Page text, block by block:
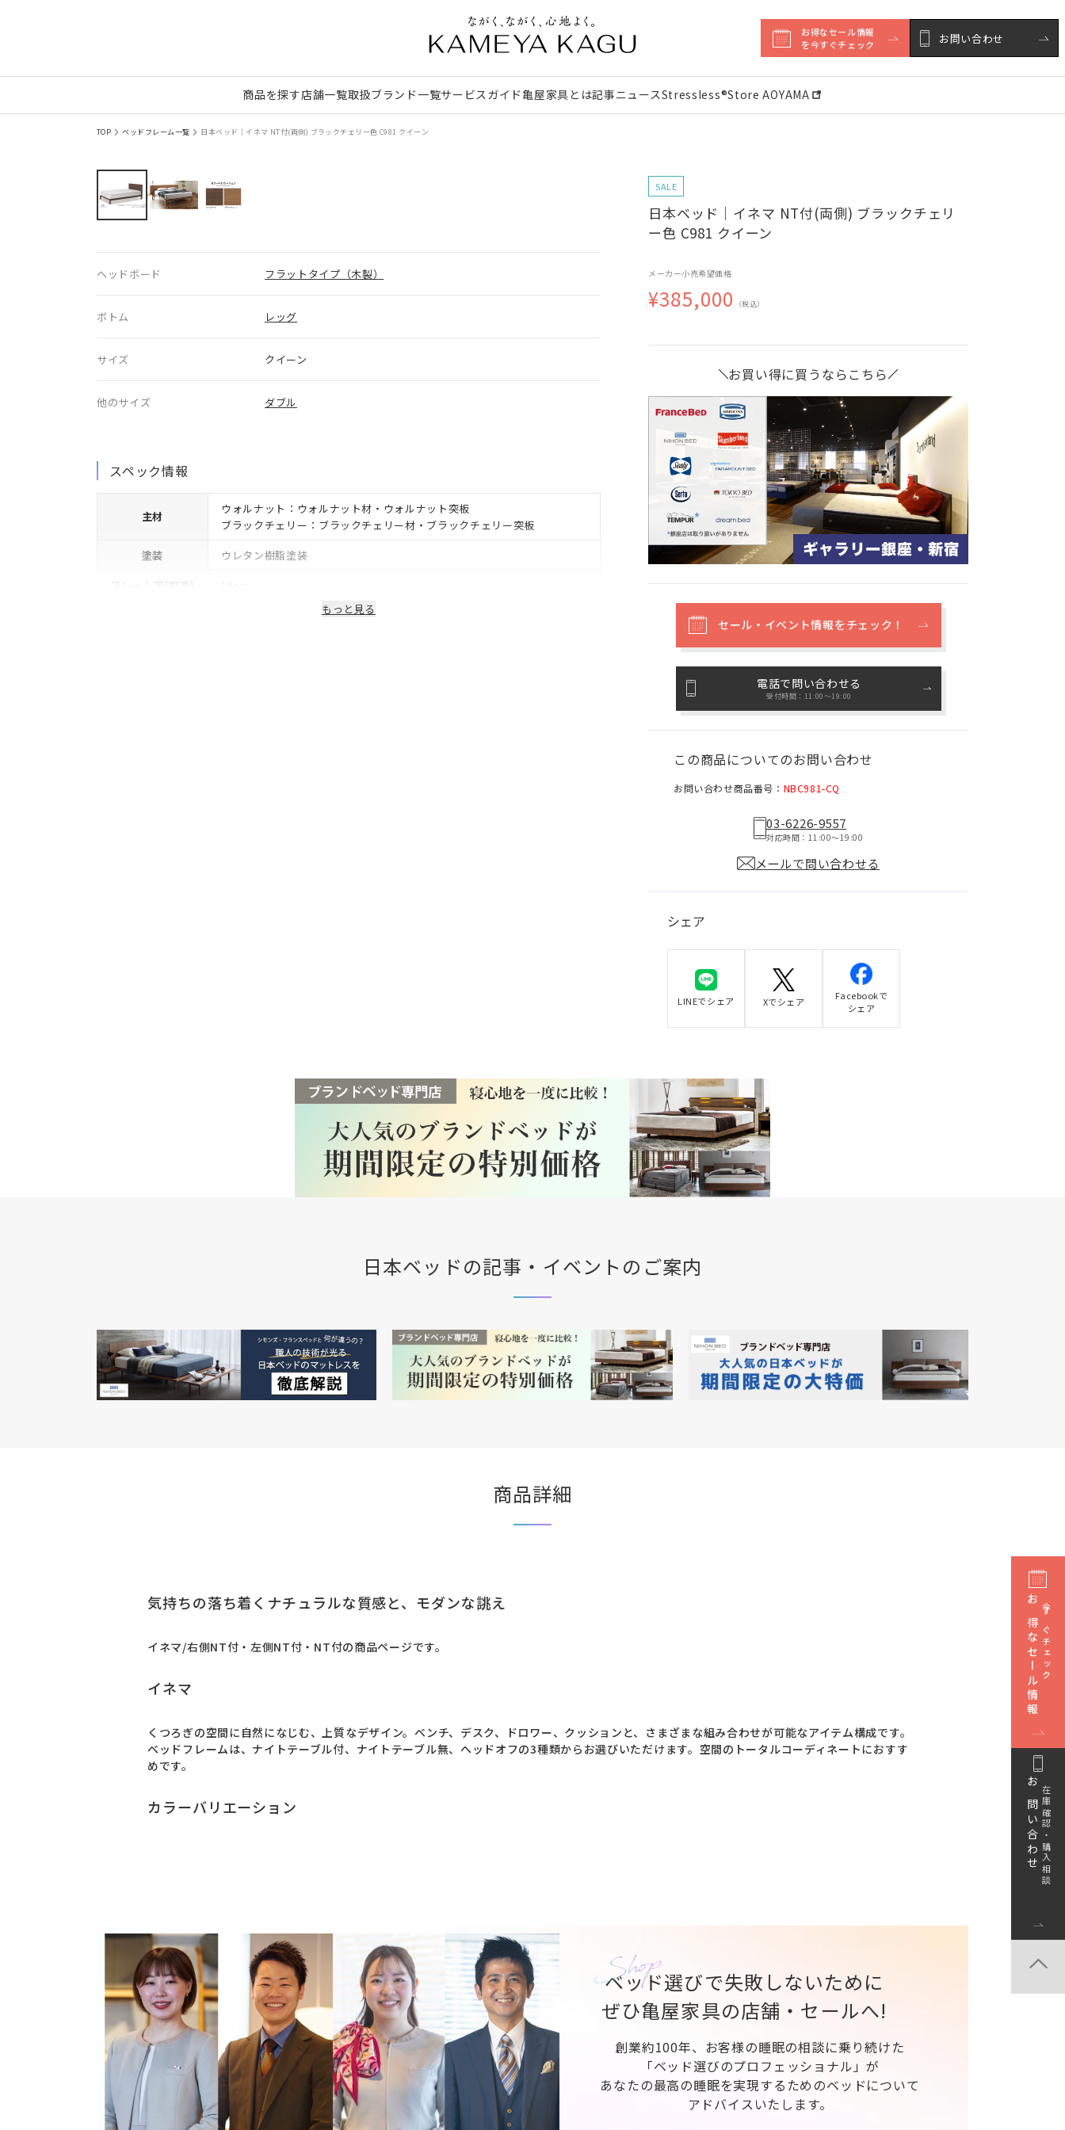
お得なセール情報
を今すぐチェック
お問い合わせ
商品を探す店舗一覧取扱ブランド一覧サービスガイド亀屋家具とは記事ニュースStressless®︎Store AOYAMA
TOP ベッドフレーム一覧 日本ベッド｜イネマ NT付(両側) ブラックチェリー色 C981 クイーン
ヘッドボード フラットタイプ（木製）
ボトム レッグ
サイズ クイーン
他のサイズ ダブル
スペック情報
主材
ウォルナット：ウォルナット材・ウォルナット突板
ブラックチェリー：ブラックチェリー材・ブラックチェリー突板
塗装
ウレタン樹脂塗装
もっと見る
SALE
日本ベッド｜イネマ NT付(両側) ブラックチェリ
ー色 C981 クイーン
メーカー小売希望価格
¥385,000 （税込）
お買い得に買うならこちら
セール・イベント情報をチェック！
電話で問い合わせる
受付時間：11:00〜19:00
この商品についてのお問い合わせ
お問い合わせ商品番号： NBC981-CQ
03-6226-9557
対応時間：11:00〜19:00
メールで問い合わせる
シェア
LINEでシェア Xでシェア
Facebookで
シェア
日本ベッドの記事・イベントのご案内
商品詳細
気持ちの落ち着くナチュラルな質感と、モダンな誂え
イネマ/右側NT付・左側NT付・NT付の商品ページです。
イネマ
くつろぎの空間に自然になじむ、上質なデザイン。ベンチ、デスク、ドロワー、クッションと、さまざまな組み合わせが可能なアイテム構成です。
ベッドフレームは、ナイトテーブル付、ナイトテーブル無、ヘッドオフの3種類からお選びいただけます。空間のトータルコーディネートにおすす
めです。
カラーバリエーション
ベッド選びで失敗しないために
ぜひ亀屋家具の店舗・セールへ!
創業約100年、お客様の睡眠の相談に乗り続けた
「ベッド選びのプロフェッショナル」が
あなたの最高の睡眠を実現するためのベッドについて
アドバイスいたします。
今すぐチェック
お得なセール情報
お問い合わせ在庫確認・購入相談